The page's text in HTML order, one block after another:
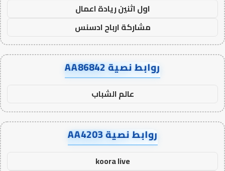
اول اثنين ريادة اعمال
مشاركة ارباح ادسنس
روابط نصية AA86842
عالم الشباب
روابط نصية AA4203
koora live